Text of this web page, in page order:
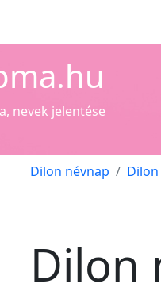
nevek jelentése
Dilon névnap
Dilon